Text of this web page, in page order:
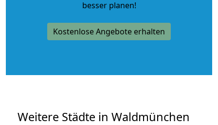
besser planen!
Kostenlose Angebote erhalten
Weitere Städte in Waldmünchen